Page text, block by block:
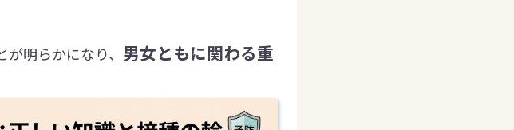
明らかになり、 男女ともに関わる重